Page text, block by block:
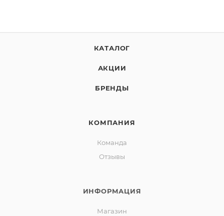
КАТАЛОГ
АКЦИИ
БРЕНДЫ
КОМПАНИЯ
Команда
Отзывы
ИНФОРМАЦИЯ
Магазин